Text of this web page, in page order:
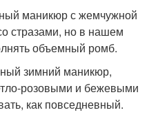
маникюр с жемчужной
стразами, но в нашем
объемный ромб.
зимний маникюр,
розовыми и бежевыми
как повседневный.